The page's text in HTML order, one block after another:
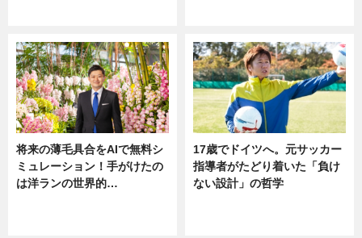
将来の薄毛具合をAIで無料シ
ミュレーション！手がけたの
は洋ランの世界的…
17歳でドイツへ。元サッカー
指導者がたどり着いた「負け
ない設計」の哲学